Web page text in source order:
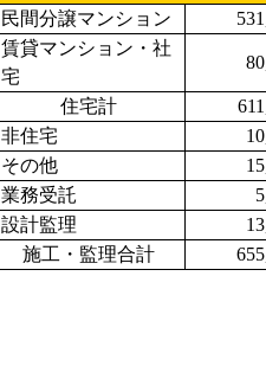
民間分譲マンション
賃貸マンション・社
宅
住宅計
非住宅
その他
業務受託
設計監理
施工・監理合計